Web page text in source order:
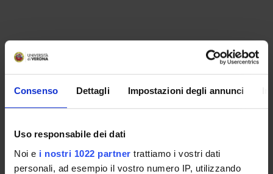
Consenso Dettagli Impostazioni degli annunci
Uso responsabile dei dati
Noi e i nostri 1022 partner trattiamo i vostri dati
personali, ad esempio il vostro numero IP, utilizzando
ORGANISATION
DEPARTMENT ADMINISTRATION OFFICES